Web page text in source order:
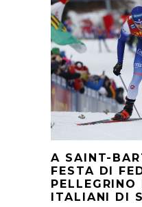
A SAINT-
FESTA DI
ITALIANI DI